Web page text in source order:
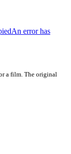
An error has
a film. The original